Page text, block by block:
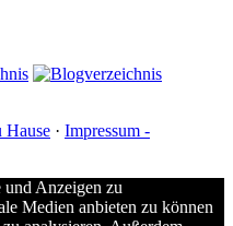
Hause · Impressum -
Anzeigen zu
Medien anbieten zu können